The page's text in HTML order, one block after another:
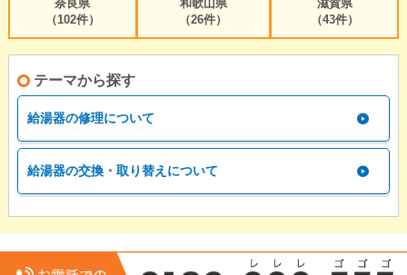
奈良県
（102件）
和歌山県
（26件）
滋賀県
（43件）
テーマから探す
給湯器の修理について
給湯器の交換・取り替えについて